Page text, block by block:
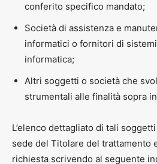
conferito specifico mandato;
Società di assistenza e
informatici o fornitori di
informatica;
Altri soggetti o società che
strumentali alle finalità sopra
L’elenco dettagliato di tali
sede del Titolare del trattamento
richiesta scrivendo al seguente